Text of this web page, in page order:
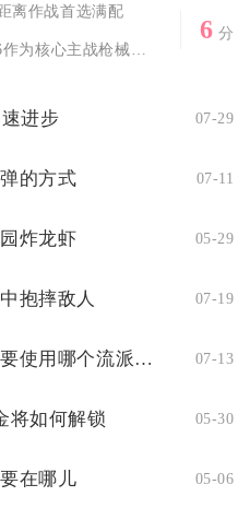
离作战首选满配
为核心主战枪械，
6 分
进步 07-29
的方式 07-11
炸龙虾 05-29
抱摔敌人 07-19
少年三国志零中张角主要使用哪个流派的技能 07-13
将如何解锁 05-30
在哪儿 05-06